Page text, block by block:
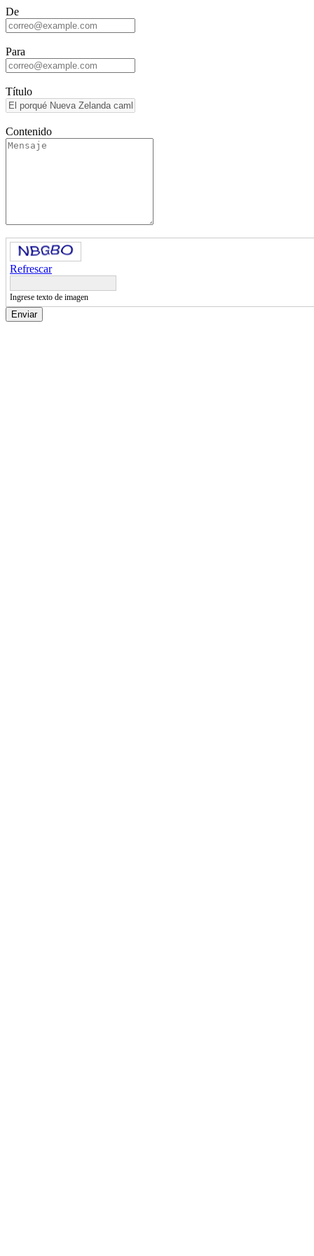
De
Para
Título
Contenido
Refrescar
Ingrese texto de imagen